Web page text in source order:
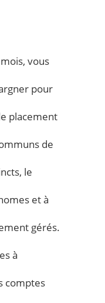
vous
pour
placement
de
le
et à
gérés.
à
comptes